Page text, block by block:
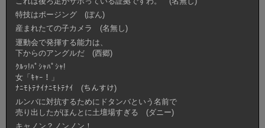
特技はポージング (ぽん)
産まれたての子カメラ (名無し)
運動会で発揮する能力は、
下からのアングルだ (西郷)
ｸﾙｯ!ﾊﾟｼｬﾊﾟｼｬ!
女「ｷｬｰ！」
ﾅﾆﾓﾄﾃﾅｲﾅﾆﾓﾄﾃﾅｲ (ちんすけ)
ルンバに対抗するためにドタンバという名前で
売り出したがほんとに土壇場すぎる (ダニー)
キャノン？ノンノン！